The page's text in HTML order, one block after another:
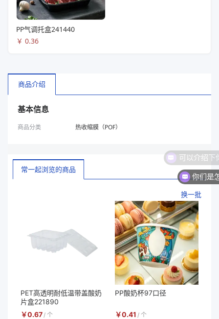
PP气调托盒241440
￥ 0.36
商品介绍
基本信息
商品分类 热收缩膜（POF）
常一起浏览的商品
换一批
PET高透明耐低温带盖酸奶
片盒221890
￥0.67 / 个
PP酸奶杯97口径
￥0.41 / 个
你们是